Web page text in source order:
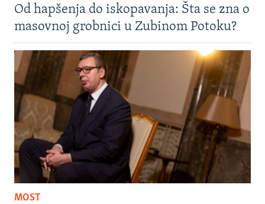
Od hapšenja do iskopavanja: Šta se zna o
masovnoj grobnici u Zubinom Potoku?
MOST